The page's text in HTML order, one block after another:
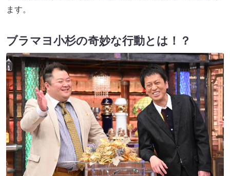
ます。
ブラマヨ小杉の奇妙な行動とは！？